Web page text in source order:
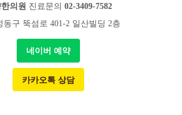
의원 진료문의 02-3409-7582
동구 뚝섬로 401-2 일산빌딩 2층
네이버 예약
카카오톡 상담